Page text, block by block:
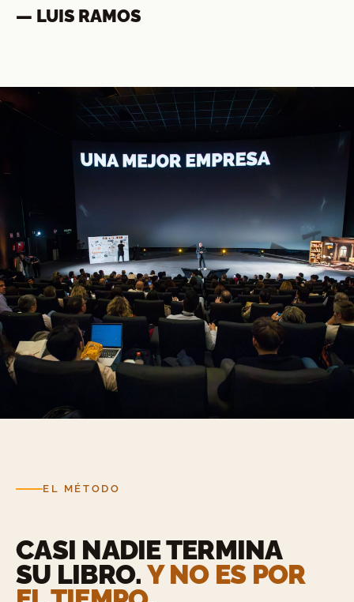
— LUIS RAMOS
haber escrito el libro. Es la llave que abre
esa puerta.
EL MÉTODO
CASI NADIE TERMINA
SU LIBRO. Y NO ES POR